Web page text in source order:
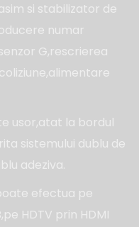
si stabilizator de
numar
G,rescrierea
usor,atat la bordul
sistemului dublu de
adeziva.
efectua pe
HDTV prin HDMI